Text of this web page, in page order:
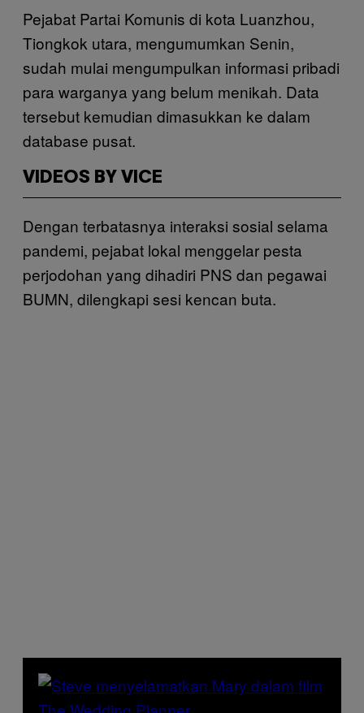
Pejabat Partai Komunis di kota Luanzhou,
Tiongkok utara, mengumumkan Senin,
sudah mulai mengumpulkan informasi pribadi
para warganya yang belum menikah. Data
tersebut kemudian dimasukkan ke dalam
database pusat.
VIDEOS BY VICE
Dengan terbatasnya interaksi sosial selama
pandemi, pejabat lokal menggelar pesta
perjodohan yang dihadiri PNS dan pegawai
BUMN, dilengkapi sesi kencan buta.